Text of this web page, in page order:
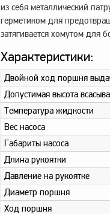
из себя металлический
герметиком для
затягивается хомутом для
Характеристики:
Двойной ход поршня
Допустимая высота
Температура жидкости
Вес насоса
Габариты насоса
Длина рукоятки
Давление на рукоятке
Диаметр поршня
Ход поршня